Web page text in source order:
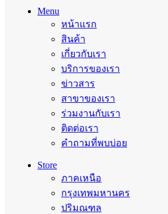
Menu
หน้าแรก
สินค้า
เกี่ยวกับเรา
บริการของเรา
ข่าวสาร
สาขาของเรา
ร่วมงานกับเรา
ติดต่อเรา
คำถามที่พบบ่อย
Store
ภาคเหนือ
กรุงเทพมหานคร
ปริมณฑล